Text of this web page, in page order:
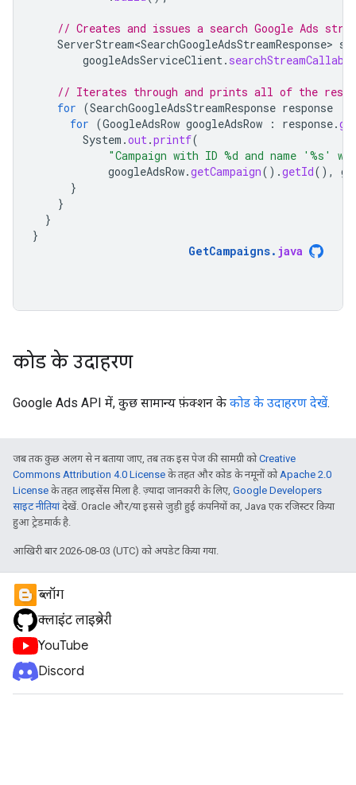
// Creates and issues a search Google Ads
ServerStream<SearchGoogleAdsStreamResponse>
googleAdsServiceClient. searchStreamCallable
// Iterates through and prints all of the
for (SearchGoogleAdsStreamResponse response
for (GoogleAdsRow googleAdsRow : response.
System .out.printf(
"Campaign with ID %d and name '%s'
googleAdsRow.getCampaign().getId(),
}
}
}
}
GetCampaigns. java
कोड के उदाहरण
Google Ads API में, कुछ सामान्य फ़ंक्शन के कोड के उदाहरण देखें.
जब तक कुछ अलग से न बताया जाए, तब तक इस पेज की सामग्री कोCreative
Commons Attribution 4.0 License के तहत और कोड के नमूनों कोApache 2.0
License के तहत लाइसेंस मिला है. ज़्यादा जानकारी के लिए, Google Developers
साइट नीतियांदेखें. Oracle और/या इससे जुड़ी हुई कंपनियों का, Java एक रजिस्टर किया
हुआ ट्रेडमार्क है.
आखिरी बार 2026-08-03 (UTC) को अपडेट किया गया.
ब्लॉग
क्लाइंट लाइब्रेरी
YouTube
Discord